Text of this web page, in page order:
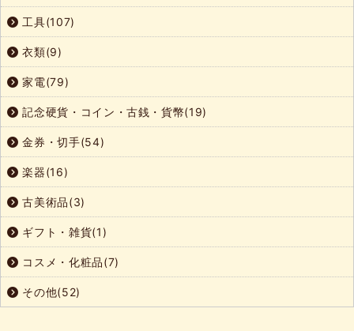
工具(107)
衣類(9)
家電(79)
記念硬貨・コイン・古銭・貨幣(19)
金券・切手(54)
楽器(16)
古美術品(3)
ギフト・雑貨(1)
コスメ・化粧品(7)
その他(52)